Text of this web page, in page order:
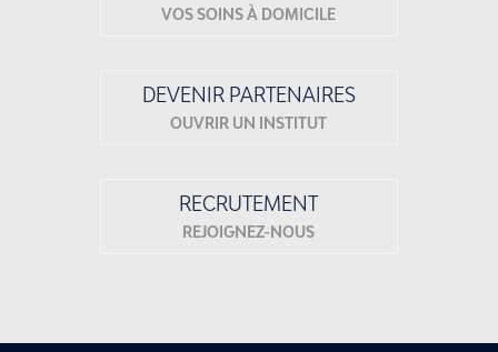
VOS SOINS À DOMICILE
DEVENIR PARTENAIRES
OUVRIR UN INSTITUT
RECRUTEMENT
REJOIGNEZ-NOUS